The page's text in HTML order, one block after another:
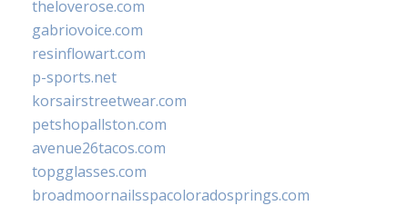
theloverose.com
gabriovoice.com
resinflowart.com
p-sports.net
korsairstreetwear.com
petshopallston.com
avenue26tacos.com
topgglasses.com
broadmoornailsspacoloradosprings.com